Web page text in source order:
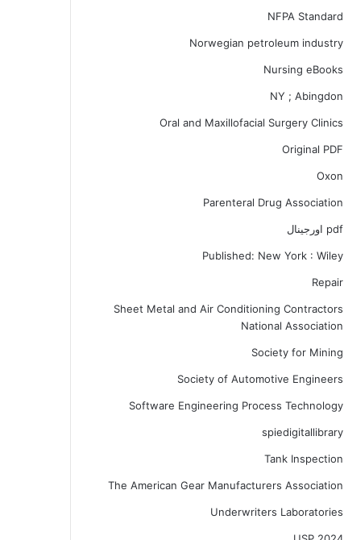
NFPA Standard
Norwegian petroleum industry
Nursing eBooks
NY ; Abingdon
Oral and Maxillofacial Surgery Clinics
Original PDF
Oxon
Parenteral Drug Association
pdf اورجینال
Published: New York : Wiley
Repair
Sheet Metal and Air Conditioning Contractors
National Association
Society for Mining
Society of Automotive Engineers
Software Engineering Process Technology
spiedigitallibrary
Tank Inspection
The American Gear Manufacturers Association
Underwriters Laboratories